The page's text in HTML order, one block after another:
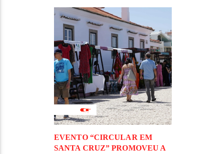
EVENTO “CIRCULAR EM
SANTA CRUZ” PROMOVEU A